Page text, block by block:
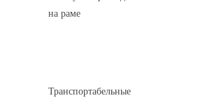
на раме
Транспортабельные